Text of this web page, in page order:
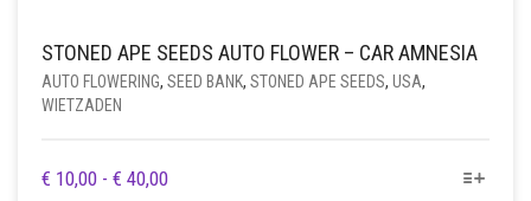
STONED APE SEEDS AUTO FLOWER – CAR AMNESIA
AUTO FLOWERING, SEED BANK, STONED APE SEEDS, USA,
WIETZADEN
€ 10,00 - € 40,00PRIJSKLASSE:
DIT